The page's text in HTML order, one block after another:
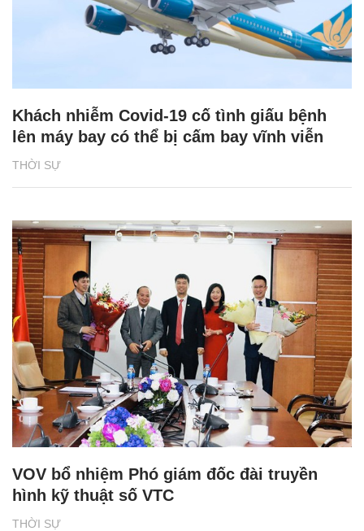
THỜI SỰ
Khách nhiễm Covid-19 cố tình giấu bệnh
lên máy bay có thể bị cấm bay vĩnh viễn
THỜI SỰ
VOV bổ nhiệm Phó giám đốc đài truyền
hình kỹ thuật số VTC